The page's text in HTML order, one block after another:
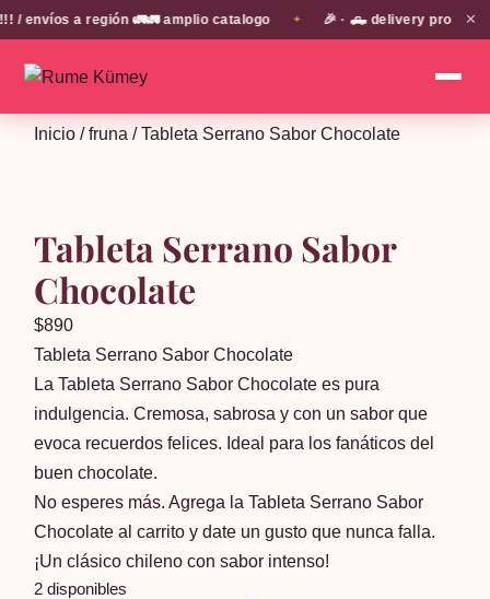
envíos a región 🚛🚛 amplio catalogo 🎉 · 🛻 delivery propio en
✕
Inicio /fruna / Tableta Serrano Sabor Chocolate
Tableta Serrano Sabor
Chocolate
$890
Tableta Serrano Sabor Chocolate
La Tableta Serrano Sabor Chocolate es pura
indulgencia. Cremosa, sabrosa y con un sabor que
evoca recuerdos felices. Ideal para los fanáticos del
buen chocolate.
No esperes más. Agrega la Tableta Serrano Sabor
Chocolate al carrito y date un gusto que nunca falla.
¡Un clásico chileno con sabor intenso!
2 disponibles